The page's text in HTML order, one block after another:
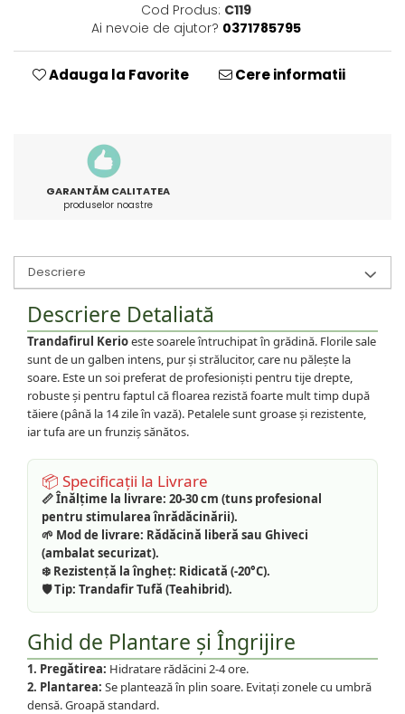
Cod Produs: C119
Ai nevoie de ajutor? 0371785795
Adauga la Favorite Cere informatii
GARANTĂM CALITATEA
produselor noastre
Descriere
Descriere Detaliată
Trandafirul Kerioeste soarele întruchipat în grădină. Florile sale
sunt de un galben intens, pur și strălucitor, care nu pălește la
soare. Este un soi preferat de profesioniști pentru tije drepte,
robuste și pentru faptul că floarea rezistă foarte mult timp după
tăiere (până la 14 zile în vază). Petalele sunt groase și rezistente,
iar tufa are un frunziș sănătos.
📦 Specificații la Livrare
📏 Înălțime la livrare: 20-30 cm (tuns profesional
pentru stimularea înrădăcinării).
🌱 Mod de livrare: Rădăcină liberă sau Ghiveci
(ambalat securizat).
❄️ Rezistență la îngheț: Ridicată (-20°C).
🛡️ Tip: Trandafir Tufă (Teahibrid).
Ghid de Plantare și Îngrijire
1. Pregătirea: Hidratare rădăcini 2-4 ore.
2. Plantarea: Se plantează în plin soare. Evitați zonele cu umbră
densă. Groapă standard.